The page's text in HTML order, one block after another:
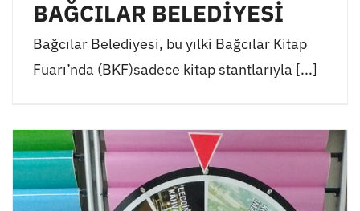
BAĞCILAR BELEDİYESİ
Bağcılar Belediyesi, bu yılki Bağcılar Kitap
Fuarı’nda (BKF)sadece kitap stantlarıyla [...]